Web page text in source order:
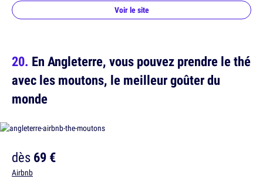
Voir le site
En Angleterre, vous pouvez prendre le thé
avec les moutons, le meilleur goûter du
monde
dès69 €
Airbnb